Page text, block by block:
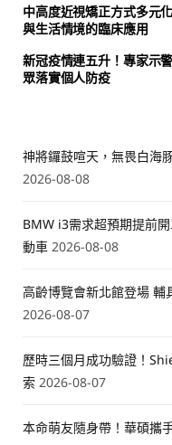
中高度近視矯正方式多元
與生活情境的臨床應用
新冠疫情連五升！專家示
眾落實個人防疫
神將鑼鼓喧天，無畏白海
2026-08-08
BMW i3需求超預期提前
動車 2026-08-08
高齡博覽會新北館登場 輔
2026-08-07
歷時三個月成功驗證！
索 2026-08-07
本命萌友隨身帶！華碩攜